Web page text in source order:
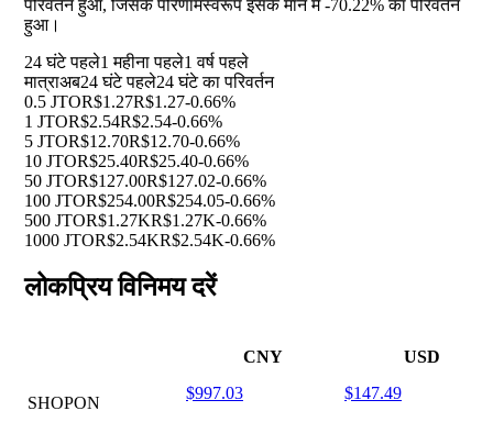
परिवर्तन हुआ, जिसके परिणामस्वरूप इसके मान में-70.22%का परिवर्तन
हुआ।
24 घंटे पहले1 महीना पहले1 वर्ष पहले
मात्राअब24 घंटे पहले24 घंटे का परिवर्तन
0.5 JTOR$1.27R$1.27-0.66%
1 JTOR$2.54R$2.54-0.66%
5 JTOR$12.70R$12.70-0.66%
10 JTOR$25.40R$25.40-0.66%
50 JTOR$127.00R$127.02-0.66%
100 JTOR$254.00R$254.05-0.66%
500 JTOR$1.27KR$1.27K-0.66%
1000 JTOR$2.54KR$2.54K-0.66%
लोकप्रिय विनिमय दरें
CNY USD
SHOPON
$997.03 $147.49